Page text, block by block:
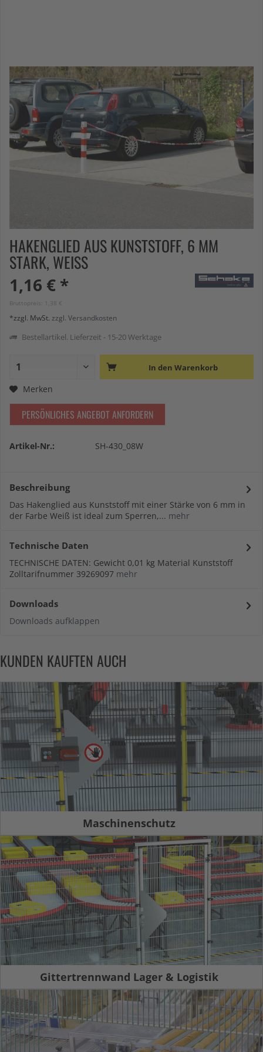
HAKENGLIED AUS KUNSTSTOFF, 6 MM
STARK, WEISS
1,16 € *
Bruttopreis: 1,38 €
*zzgl. MwSt. zzgl. Versandkosten
Bestellartikel. Lieferzeit - 15-20 Werktage
In den Warenkorb
Merken
PERSÖNLICHES ANGEBOT ANFORDERN
Artikel-Nr.: SH-430_08W
Beschreibung
Das Hakenglied aus Kunststoff mit einer Stärke von 6 mm in
der Farbe Weiß ist ideal zum Sperren,... mehr
Technische Daten
TECHNISCHE DATEN: Gewicht 0,01 kg Material Kunststoff
Zolltarifnummer 39269097 mehr
Downloads
Downloads aufklappen
KUNDEN KAUFTEN AUCH
Maschinenschutz
Gittertrennwand Lager & Logistik